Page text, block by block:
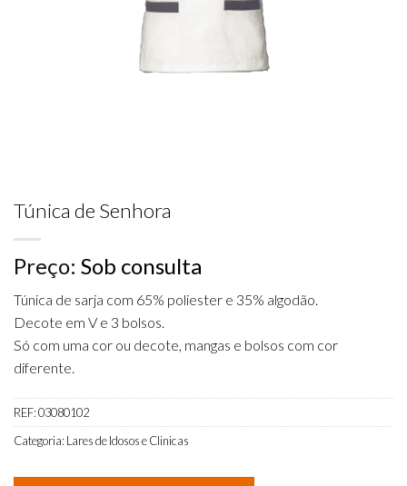
Túnica de Senhora
Preço: Sob consulta
Túnica de sarja com 65% poliester e 35% algodão.
Decote em V e 3 bolsos.
Só com uma cor ou decote, mangas e bolsos com cor
diferente.
REF:03080102
Categoria: Lares de Idosos e Clinicas